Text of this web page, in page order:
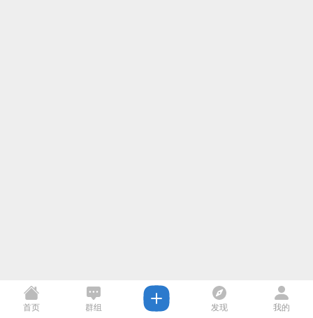
首页 群组 发现 我的